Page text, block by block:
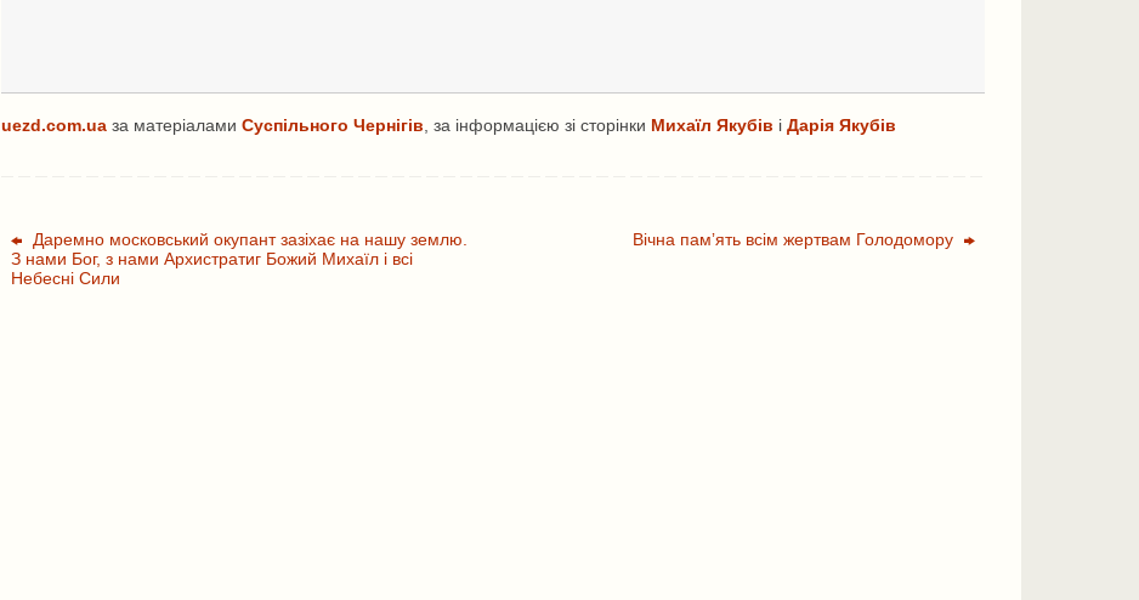
uezd.com.ua за матеріалами Суспільного Чернігів , за інформацією зі сторінки Михаїл Якубів і Дарія Якубів
Даремно московський окупант зазіхає на нашу землю.
З нами Бог, з нами Архистратиг Божий Михаїл і всі
Небесні Сили
Вічна памʼять всім жертвам Голодомору